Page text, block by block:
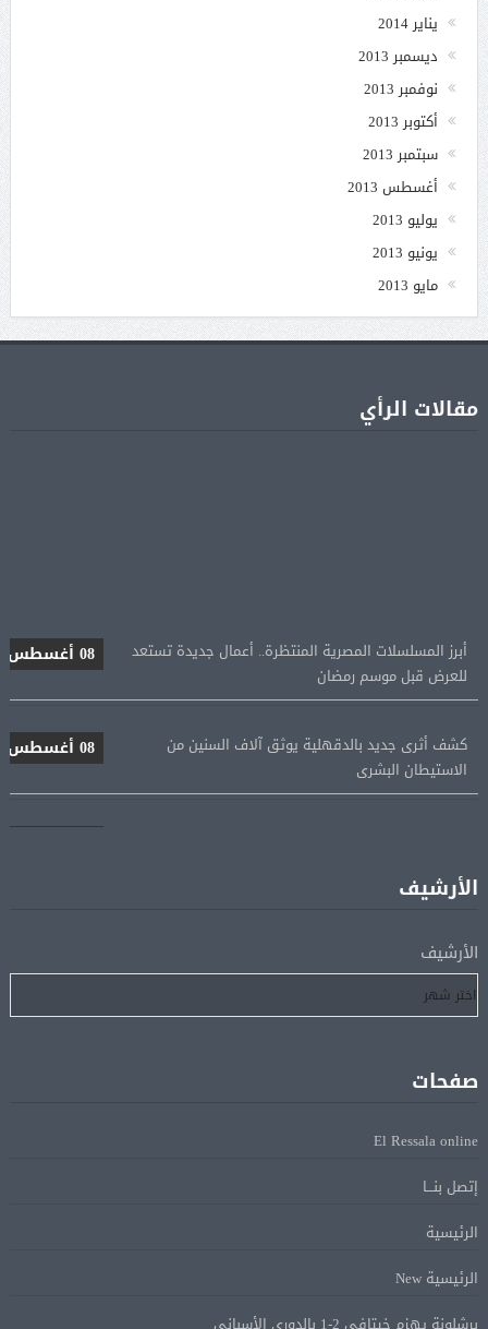
يناير 2014
ديسمبر 2013
نوفمبر 2013
أكتوبر 2013
سبتمبر 2013
أغسطس 2013
يوليو 2013
يونيو 2013
مايو 2013
مقالات الرأي
للعرض قبل موسم رمضان
الاستيطان البشرى
إسبانيا تعيد فرض الرقابة على حدودها مع إيطاليا وسط
فانس: سنواصل الضغط على إيران.. ونعمل على مسار آمن
للسفن فى هرمز
الرئيس الإيرانى: الظروف الراهنة فرصة للتوصل إلى اتفاق
Alcool américain au Canada: «Carney risque d’être pris en
«Aucune négociation ne peut être bonne avec
الأرشيف
الأرشيف
صفحات
El Ressala online
إتصل بنـــا
الرئيسية
الرئيسية New